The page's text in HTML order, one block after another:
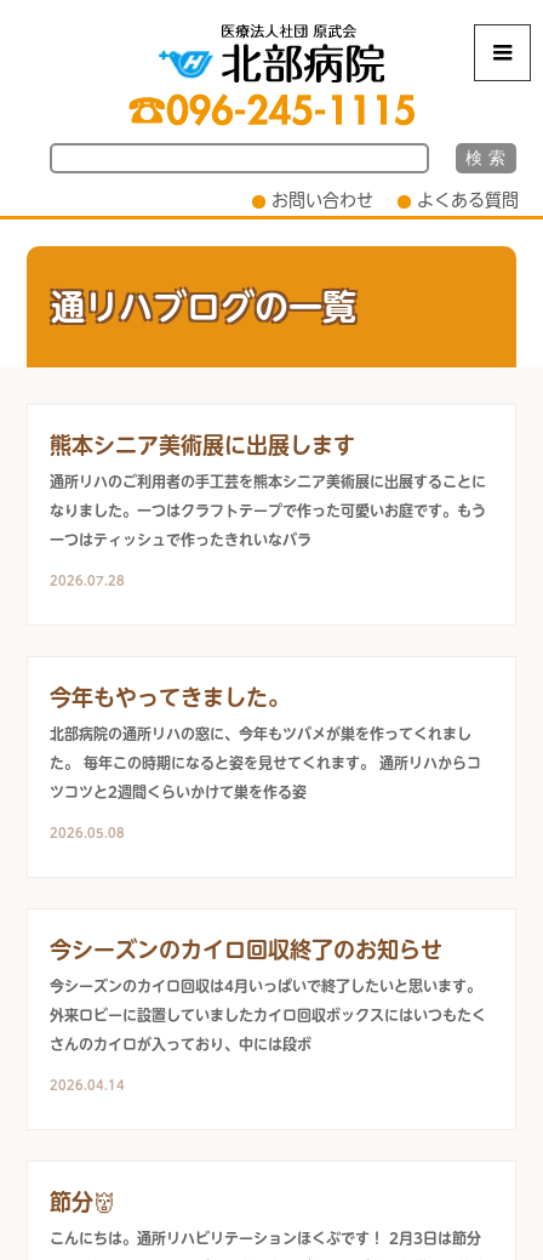
よくある質問
お問い合わせ
通リハブログの一覧
熊本シニア美術展に出展します
通所リハのご利用者の手工芸を熊本シニア美術展に出展することに
なりました。一つはクラフトテープで作った可愛いお庭です。もう
一つはティッシュで作ったきれいなバラ
2026.07.28
今年もやってきました。
北部病院の通所リハの窓に、今年もツバメが巣を作ってくれまし
た。 毎年この時期になると姿を見せてくれます。 通所リハからコ
ツコツと2週間くらいかけて巣を作る姿
2026.05.08
今シーズンのカイロ回収終了のお知らせ
今シーズンのカイロ回収は4月いっぱいで終了したいと思います。
外来ロビーに設置していましたカイロ回収ボックスにはいつもたく
さんのカイロが入っており、中には段ボ
2026.04.14
節分👹
こんにちは。通所リハビリテーションほくぶです！ 2月3日は節分